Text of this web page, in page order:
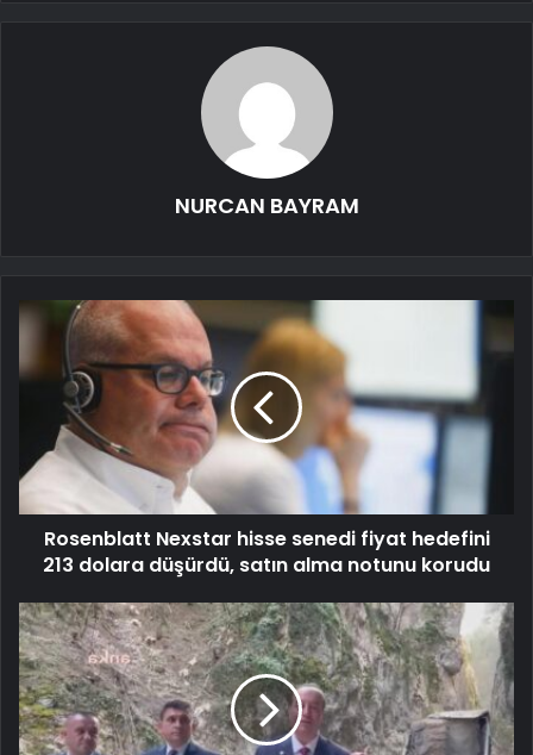
NURCAN BAYRAM
Rosenblatt Nexstar hisse senedi fiyat hedefini
213 dolara düşürdü, satın alma notunu korudu